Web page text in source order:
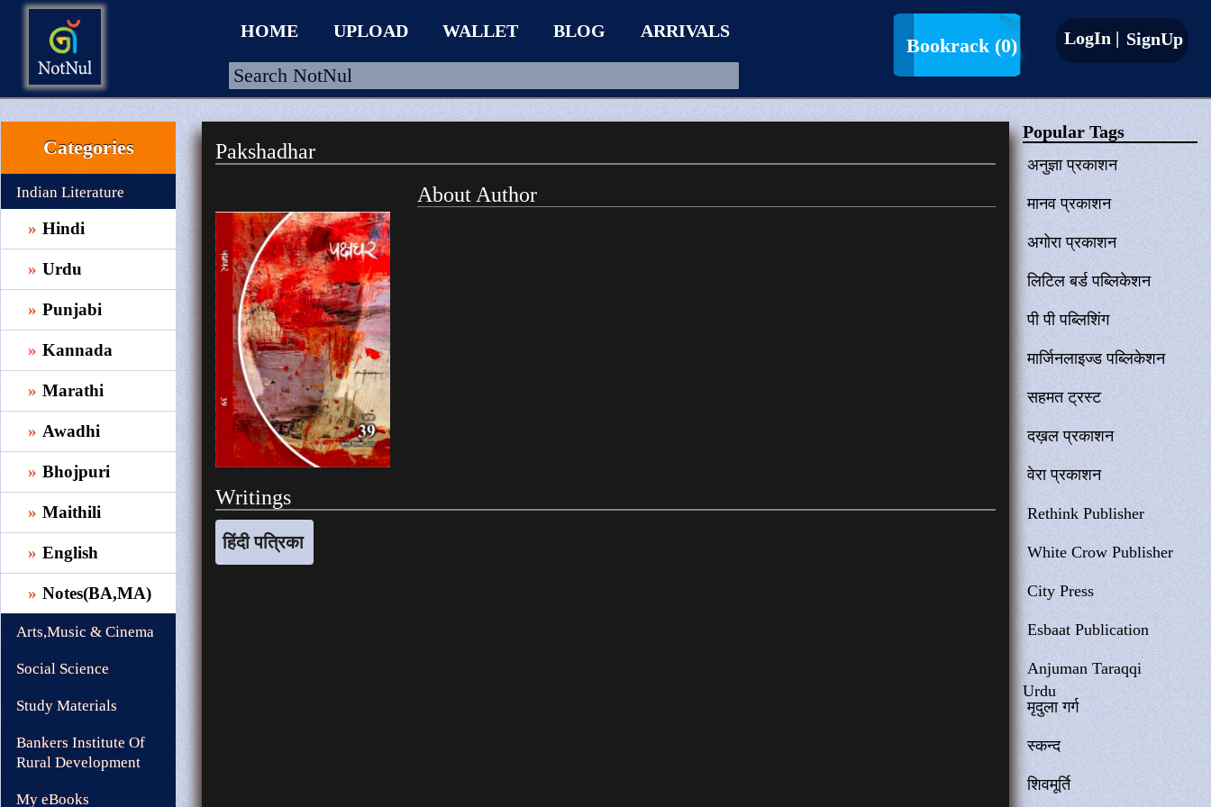
HOME
UPLOAD
WALLET
BLOG
ARRIVALS
CATEGORIES >
HOME UPLOAD WALLET BLOG ARRIVALS
Bookrack (0) LogIn | SignUp
Categories
Indian Literature
Hindi
Urdu
Punjabi
Kannada
Marathi
Awadhi
Bhojpuri
Maithili
English
Notes(BA,MA)
Arts,Music & Cinema
Social Science
Study Materials
Bankers Institute Of
Rural Development
My eBooks
Pakshadhar
About Author
Writings
हिंदी पत्रिका
Popular Tags
अनुज्ञा प्रकाशन
मानव प्रकाशन
अगोरा प्रकाशन
लिटिल बर्ड पब्लिकेशन
पी पी पब्लिशिंग
मार्जिनलाइज्ड पब्लिकेशन
सहमत ट्रस्ट
दख़ल प्रकाशन
वेरा प्रकाशन
Rethink Publisher
White Crow Publisher
City Press
Esbaat Publication
Anjuman Taraqqi
Urdu
मृदुला गर्ग
स्कन्द
शिवमूर्ति